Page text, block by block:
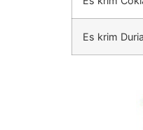
Es krim